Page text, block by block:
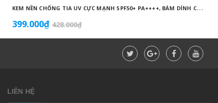
K
EM NỀN CHỐNG TIA UV CỰC MẠNH SPF50+ PA++++, BÁM DÍNH CAO, KHÔNG VÓN CỤC, DƯỠNG ẨM VÀ DƯỠNG TRẮNG DA HOÀN HẢO NO.23 (MÀU BEIGE) - ATOMY BB ABSOLUTE 23 - 애터미 앱솔루트 BB - АТОМИ АБСОЛЮТ BB №23
399.000₫ 428.000₫
LIÊN HỆ